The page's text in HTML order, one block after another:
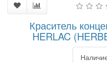
Краситель
HERLAC